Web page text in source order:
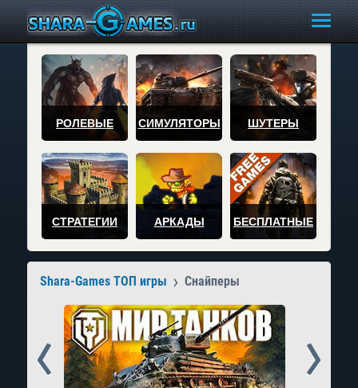
РОЛЕВЫЕ СИМУЛЯТОРЫ ШУТЕРЫ
СТРАТЕГИИ АРКАДЫ БЕСПЛАТНЫЕ
Shara-Games ТОП игры Снайперы
Prev